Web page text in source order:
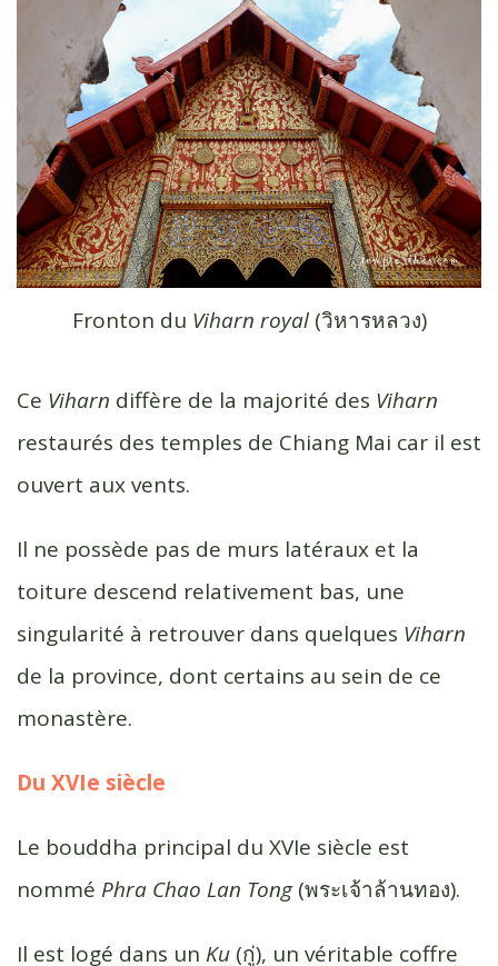
Fronton du Viharn royal(วิหาร​หลวง​)
Ce Viharn diffère de la majorité des Viharn
restaurés des temples de Chiang Mai car il est
ouvert aux vents.
Il ne possède pas de murs latéraux et la
toiture descend relativement bas, une
singularité à retrouver dans quelques Viharn
de la province, dont certains au sein de ce
monastère.
Du XVIe siècle
Le bouddha principal du XVIe siècle est
nommé Phra Chao Lan Tong(พระ​เจ้า​ล้าน​ทอง).
Il est logé dans un Ku (กู่), un véritable coffre